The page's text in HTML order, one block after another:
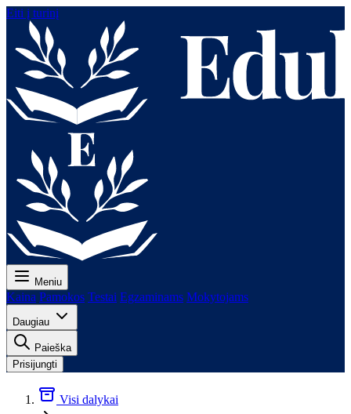
Eiti į turinį
Meniu
Kaina Pamokos Testai Egzaminams Mokytojams
Daugiau
Paieška
Prisijungti
Visi dalykai